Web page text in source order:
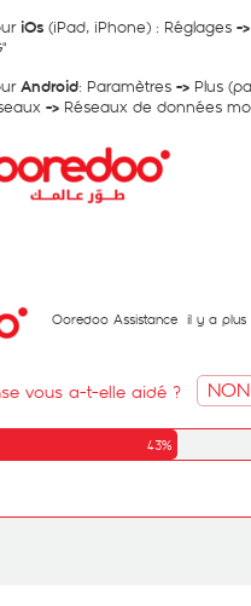
iOs (iPad, iPhone) : Réglages ->
Android: Paramètres -> Plus
-> Réseaux de données
Ooredoo Assistance il y a plus
vous a-t-elle aidé ? NON
43%